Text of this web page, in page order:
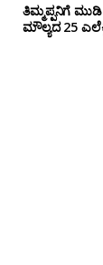
ತಿಮ್ಮಪ್ಪನಿಗೆ
ಮೌಲ್ಯದ 25